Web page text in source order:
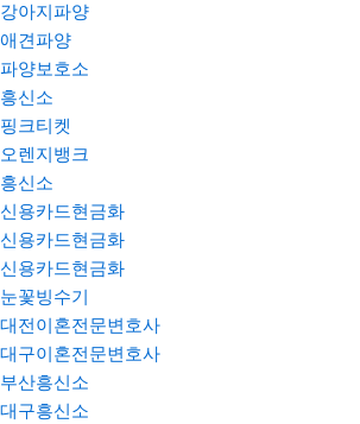
강아지파양
애견파양
파양보호소
흥신소
핑크티켓
오렌지뱅크
흥신소
신용카드현금화
신용카드현금화
신용카드현금화
눈꽃빙수기
대전이혼전문변호사
대구이혼전문변호사
부산흥신소
대구흥신소